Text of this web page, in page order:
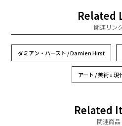
Related
関連リン
ダミアン・ハースト / Damien Hirst
アート / 美術 » 現
Related
関連商品